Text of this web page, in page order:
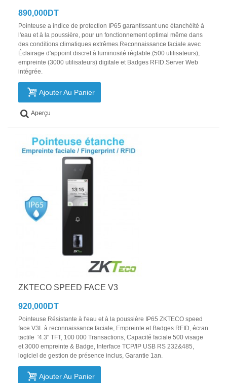
890,000DT
Pointeuse a indice de protection IP65 garantissant une étanchéité à
l'eau et à la poussière, pour un fonctionnement optimal même dans
des conditions climatiques extrêmes.Reconnaissance faciale avec
Éclairage d'appoint discret à luminosité réglable.(500 utilisateurs),
empreinte (3000 utilisateurs) digitale et Badges RFID.Server Web
intégrée.
Ajouter Au Panier
Aperçu
ZKTECO SPEED FACE V3
920,000DT
Pointeuse Résistante à l'eau et à la poussière IP65 ZKTECO speed
face V3L à reconnaissance faciale, Empreinte et Badges RFID, écran
tactile '4.3" TFT, 100 000 Transactions, Capacité faciale 500 visage
et 3000 empreinte & Badge, Interface TCP/IP USB RS 232&485,
logiciel de gestion de présence inclus, Garantie 1an.
Ajouter Au Panier